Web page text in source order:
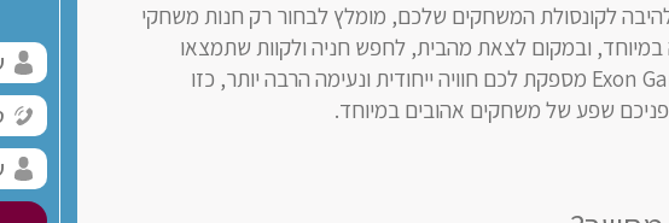
לקונסולת המשחקים שלכם, מומלץ לבחור רק חנות משחקי
ובמקום לצאת מהבית, לחפש חניה ולקוות שתמצאו
בדיוק את מה שאתם מחפשים – Exon Games מספקת לכם חוויה ייחודית ונעימה הרבה יותר, כזו
שפע של משחקים אהובים במיוחד.